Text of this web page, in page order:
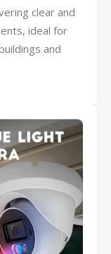
clear and
ideal for
and